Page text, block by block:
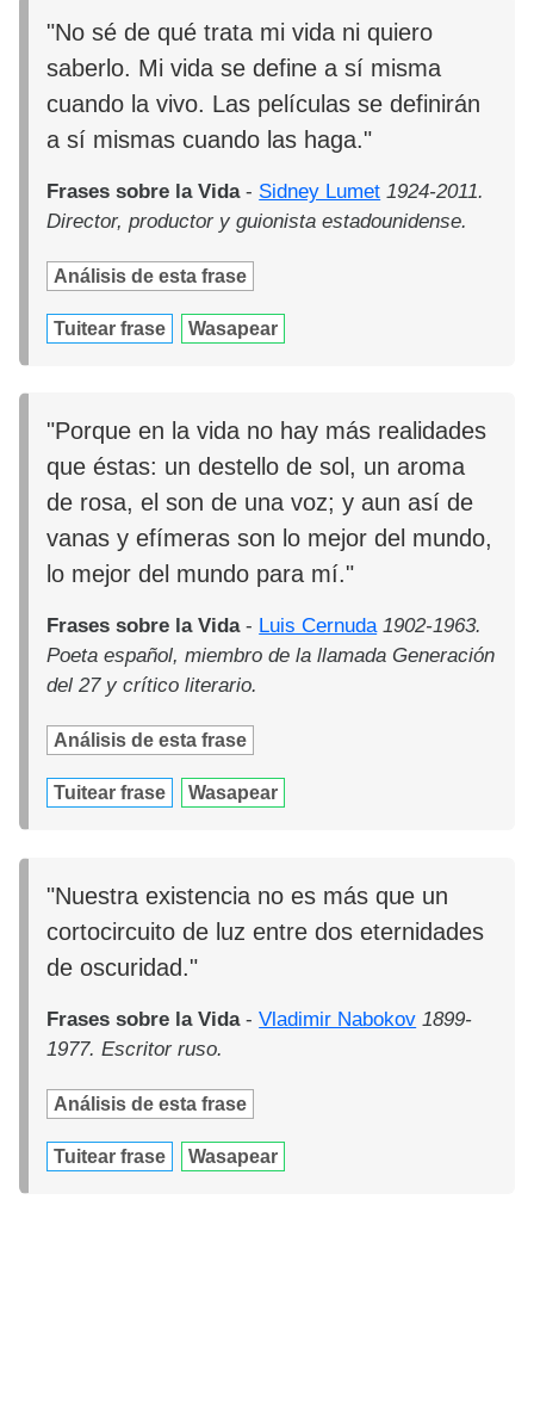
"No sé de qué trata mi vida ni quiero
saberlo. Mi vida se define a sí misma
cuando la vivo. Las películas se definirán
a sí mismas cuando las haga."
Frases sobre la Vida- Sidney Lumet 1924-2011.
Director, productor y guionista estadounidense.
Análisis de esta frase
Tuitear frase Wasapear
"Porque en la vida no hay más realidades
que éstas: un destello de sol, un aroma
de rosa, el son de una voz; y aun así de
vanas y efímeras son lo mejor del mundo,
lo mejor del mundo para mí."
Frases sobre la Vida- Luis Cernuda 1902-1963.
Poeta español, miembro de la llamada Generación
del 27 y crítico literario.
Análisis de esta frase
Tuitear frase Wasapear
"Nuestra existencia no es más que un
cortocircuito de luz entre dos eternidades
de oscuridad."
Frases sobre la Vida-Vladimir Nabokov 1899-
1977. Escritor ruso.
Análisis de esta frase
Tuitear frase Wasapear